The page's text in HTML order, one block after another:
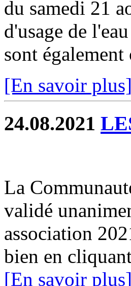
du samedi 21
d'usage de
sont
[En savoir plus]
24.08.2021
La
validé
association
bien en
[En savoir plus]